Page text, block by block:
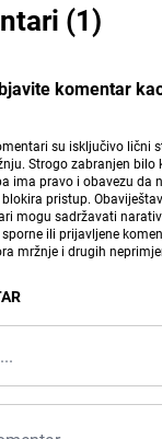
(1)
komentar
su isključivo lični
Strogo zabranjen
ima pravo i obavezu
pristup.
mogu sadržavati
ili prijavljene
mržnje i drugih